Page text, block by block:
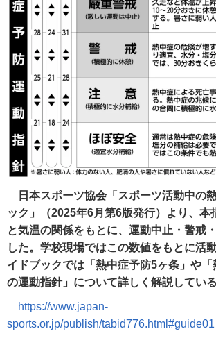
日本スポーツ協会「スポーツ活動中の
ック」（2025年6月第6版発行）より、本
と気温の関係をもとに、運動中止・警戒
した。学校現場ではこの数値をもとに活
イドブックでは「熱中症予防5ヶ条」や
の運動指針」について詳しく解説している
https://www.japan-
sports.or.jp/publish/tabid776.html#guide01